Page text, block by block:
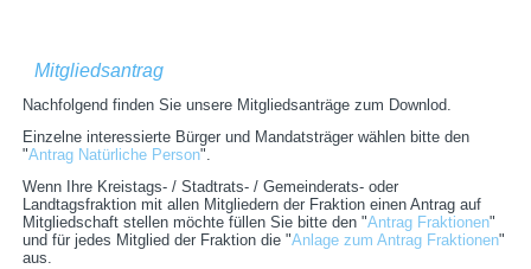
Mitgliedsantrag
Nachfolgend finden Sie unsere Mitgliedsanträge zum Downlod.
Einzelne interessierte Bürger und Mandatsträger wählen bitte den
"Antrag Natürliche Person".
Wenn Ihre Kreistags- / Stadtrats- / Gemeinderats- oder
Landtagsfraktion mit allen Mitgliedern der Fraktion einen Antrag auf
Mitgliedschaft stellen möchte füllen Sie bitte den "Antrag Fraktionen"
und für jedes Mitglied der Fraktion die "Anlage zum Antrag Fraktionen"
aus.